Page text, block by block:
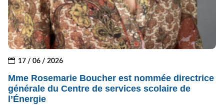
17 / 06 / 2026
Mme Rosemarie Boucher est nommée directrice
générale du Centre de services scolaire de
l’Énergie